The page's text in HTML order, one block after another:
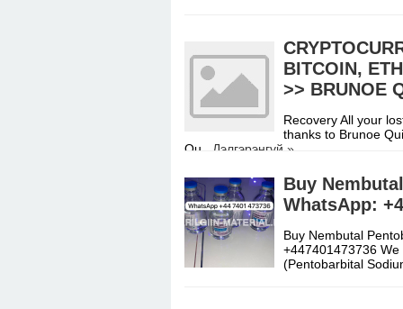
BITCOIN,
>> BRUNOE
Recovery All your
thanks to Brunoe
Ou
Дэлгэрэнгүй »
Buy
WhatsApp:
Buy Nembutal
+447401473736
(Pentobarbital